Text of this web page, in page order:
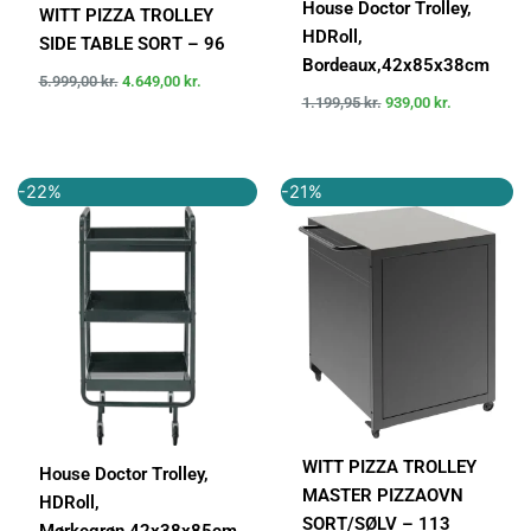
WITT PIZZA TROLLEY
SIDE TABLE SORT – 96
5.999,00kr. 4.649,00 kr.
House Doctor Trolley,
HDRoll,
Bordeaux,42x85x38cm
1.199,95kr. 939,00 kr.
-22%
House Doctor Trolley,
HDRoll,
oprindelige
pris
var:
aktuelle
pris
er:
-21%
WITT PIZZA TROLLEY
MASTER PIZZAOVN
SORT/SØLV – 113
oprindelige
var:
aktuelle
pris
er: